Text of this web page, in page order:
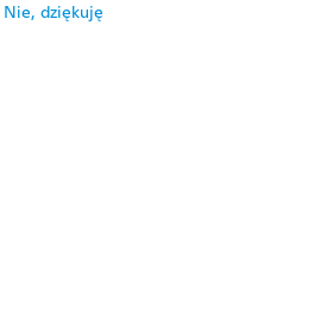
Nie, dziękuję